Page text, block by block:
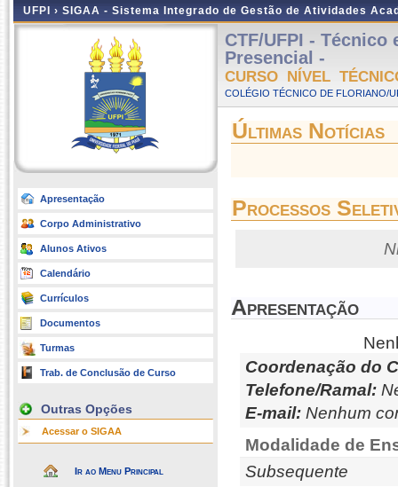
UFPI › SIGAA - Sistema Integrado de Gestão de Atividades
Apresentação
Corpo Administrativo
Alunos Ativos
Calendário
Currículos
Documentos
Turmas
Trab. de Conclusão de Curso
Outras Opções
Acessar o SIGAA
Ir ao Menu Principal
CTF/UFPI -
Presencial -
CURSO NÍVEL
COLÉGIO TÉCNICO DE FLORIANO/
Últimas Notícias
Processos
Apresentação
Coordenação do
Telefone/Ramal:
E-mail: Nenhum
Modalidade de
Subsequente